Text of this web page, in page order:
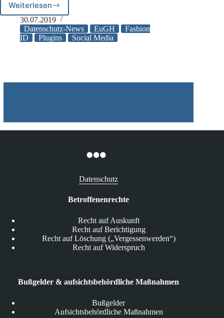
Weiterlesen
EuGH
entscheidet
über
„Gefällt
30.07.2019
Datenschutz-News
EuGH
Fashion
ID
Plugins Social Media
Datenschutz
Betroffenenrechte
Recht auf Auskunft
Recht auf Berichtigung
Recht auf Löschung („Vergessenwerden“)
Recht auf Widerspruch
Bußgelder & aufsichtsbehördliche Maßnahmen
Bußgelder
Aufsichtsbehördliche Maßnahmen